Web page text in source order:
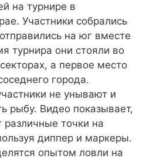
на турнире в
Участники собрались
на юг вместе
турнира они стояли во
а первое место
города.
не унывают и
рыбу. Видео показывает,
различные точки на
диппер и маркеры.
опытом ловли на